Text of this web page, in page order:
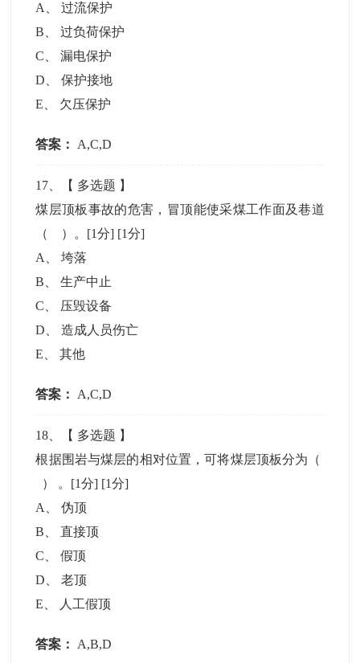
A
、过流保护
B 、过负荷保护
C 、漏电保护
D 、保护接地
E
欠压保护
答案： A,C,D
17 、【 多选题 】
煤层顶板事故的危害，冒顶能使采煤工作面及巷道
（ ）。[1分] [1分]
A
、垮落
B 、生产中止
C
压毁设备
D 、造成人员伤亡
E 、其他
答案： A,C,D
18 、【 多选题 】
根据围岩与煤层的相对位置，可将煤层顶板分为（
） 。[1分] [1分]
A
、伪顶
B 、直接顶
C 、假顶
D 、老顶
E
人工假顶
答案： A,B,D